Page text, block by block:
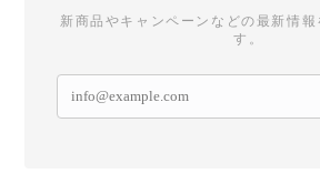
新商品やキャンペーンなどの最新情報
す。